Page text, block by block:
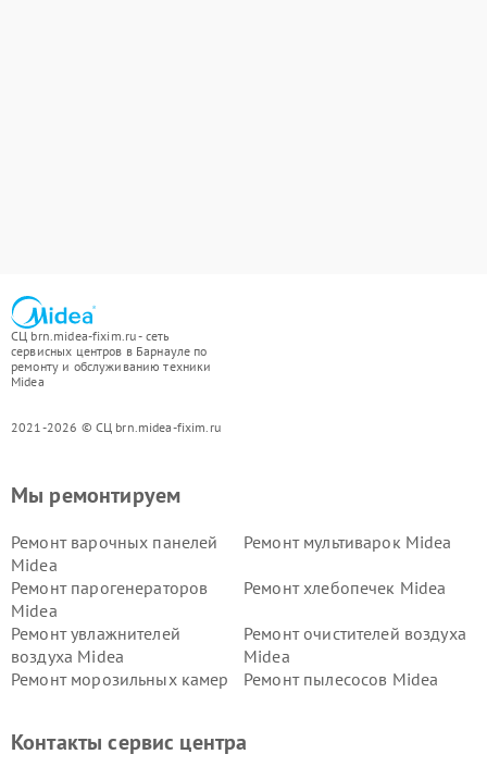
СЦ brn.midea-fixim.ru - сеть
сервисных центров в Барнауле по
ремонту и обслуживанию техники
Midea
2021-2026 © СЦ brn.midea-fixim.ru
Мы ремонтируем
Ремонт варочных панелей
Midea
Ремонт мультиварок Midea
Ремонт парогенераторов
Midea
Ремонт хлебопечек Midea
Ремонт увлажнителей
воздуха Midea
Ремонт очистителей воздуха
Midea
Ремонт морозильных камер
Ремонт пылесосов Midea
пылесосов Midea
Контакты сервис центра